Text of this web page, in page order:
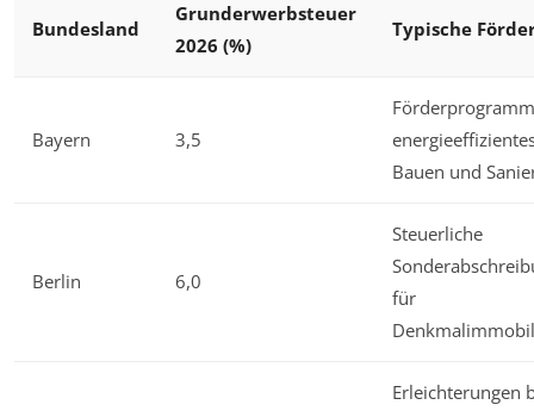
Bundesland
Grunderwerbsteuer
2026 (%)
Typische
Bayern 3,5
Bauen und
Berlin 6,0
Steuerliche
für
Erleichterungen